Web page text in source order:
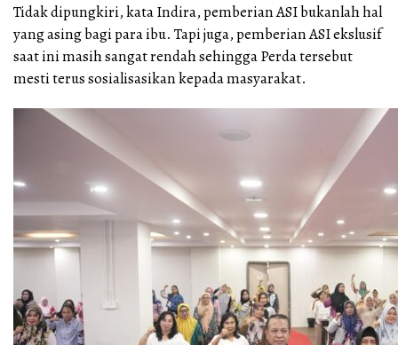
Tidak dipungkiri, kata Indira, pemberian ASI bukanlah hal
yang asing bagi para ibu. Tapi juga, pemberian ASI ekslusif
saat ini masih sangat rendah sehingga Perda tersebut
mesti terus sosialisasikan kepada masyarakat.